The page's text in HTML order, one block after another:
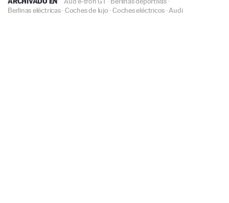
Berlinas eléctricas·Coches de lujo ·Coches eléctricos ·Audi